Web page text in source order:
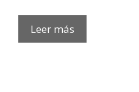
Leer más